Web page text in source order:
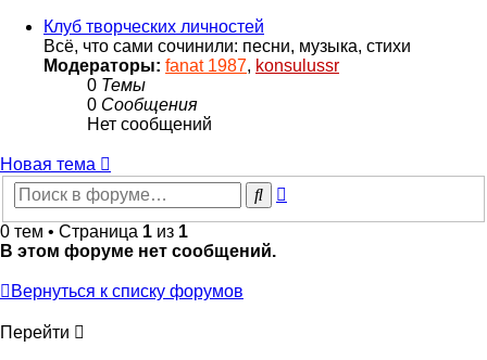
Клуб творческих личностей
Всё, что сами сочинили: песни, музыка, стихи
Модераторы: fanat 1987, konsulussr
0 Темы
0 Сообщения
Нет сообщений
Новая тема
Поиск
0 тем • Страница 1 из 1
В этом форуме нет сообщений.
Вернуться к списку форумов
Перейти